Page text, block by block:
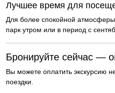
Лучшее время для
Для более спокойной
парк утром или в период с
Бронируйте сейчас —
Вы можете оплатить экскурсию
поездки.